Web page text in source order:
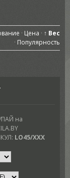
· Цена · ↑ Вес
· Популярность
на
LO45/XXX